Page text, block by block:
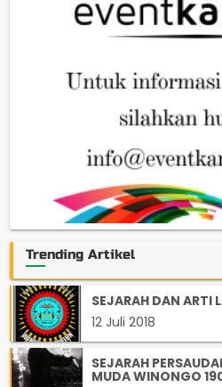
Trending Artikel
SEJARAH DAN ARTI
12 Juli 2018
SEJARAH
MUDA WINONGO